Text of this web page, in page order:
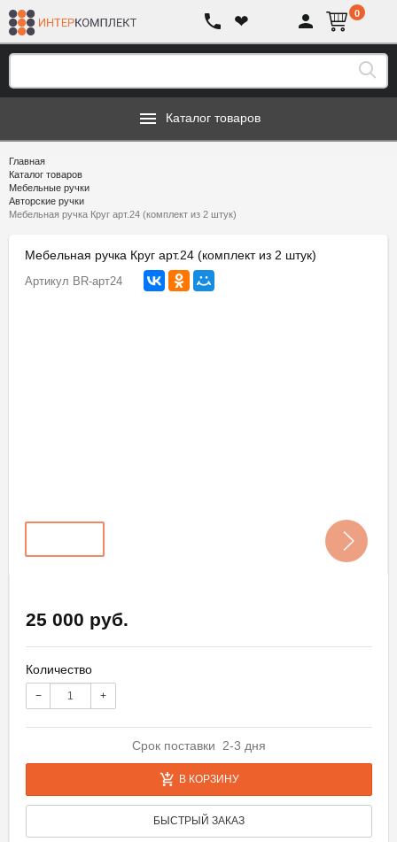
❤ 0
Каталог товаров
Главная
Каталог товаров
Мебельные ручки
Авторские ручки
Мебельная ручка Круг арт.24 (комплект из 2 штук)
Мебельная ручка Круг арт.24 (комплект из 2 штук)
Артикул BR-арт24
25 000 руб.
Количество
− +
Срок поставки 2-3 дня
В КОРЗИНУ
БЫСТРЫЙ ЗАКАЗ